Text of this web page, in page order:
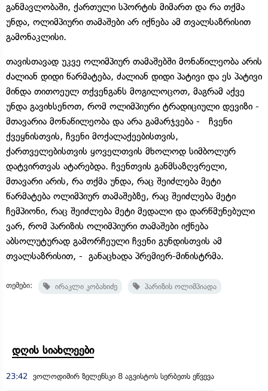
განმავლობაში, ქართული სპორტის მიმართ და რა თქმა
უნდა, ოლიმპიური თამაშები არ იქნება ამ თვალსაზრისით
გამონაკლისი.
თავისთავად უკვე ოლიმპიურ თამაშებში მონაწილეობა არის
ძალიან დიდი წარმატება, ძალიან დიდი პატივი და ეს პატივი
მინდა თითოეულ თქვენგანს მოგილოცოთ, მაგრამ აქვე
უნდა გავიხსენოთ, რომ ოლიმპიური ტრადიციული დევიზი -
მთავარია მონაწილეობა და არა გამარჯვება - ჩვენი
ქვეყნისთვის, ჩვენი მოქალაქეებისთვის,
ქართველებისთვის ყოველთვის მხოლოდ სიმბოლურ
დატვირთვას ატარებდა. ჩვენთვის განმსაზღვრელი,
მთავარი არის, რა თქმა უნდა, რაც შეიძლება მეტი
წარმატება ოლიმპიურ თამაშებზე, რაც შეიძლება მეტი
ჩემპიონი, რაც შეიძლება მეტი მედალი და დარწმუნებული
ვარ, რომ პარიზის ოლიმპიური თამაშები იქნება
აბსოლუტურად გამორჩეული ჩვენი გუნდისთვის ამ
თვალსაზრისით, - განაცხადა პრემიერ-მინისტრმა.
თემები: ირაკლი კობახიძე პარიზის ოლიმპიადა
დღის სიახლეები
23:42 ვოლოდიმირ ზელენსკი 8 აგვისტოს სერბეთს ეწვევა